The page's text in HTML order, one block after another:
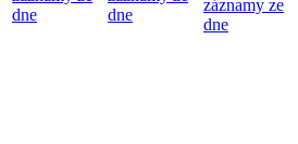
dne
dne
záznamy ze
dne